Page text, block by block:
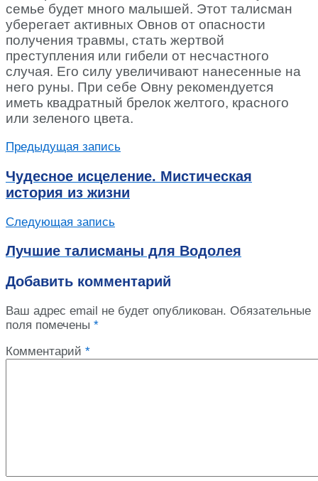
семье будет много малышей. Этот талисман
уберегает активных Овнов от опасности
получения травмы, стать жертвой
преступления или гибели от несчастного
случая. Его силу увеличивают нанесенные на
него руны. При себе Овну рекомендуется
иметь квадратный брелок желтого, красного
или зеленого цвета.
Предыдущая запись
Чудесное исцеление. Мистическая
история из жизни
Следующая запись
Лучшие талисманы для Водолея
Добавить комментарий
Ваш адрес email не будет опубликован. Обязательные
поля помечены *
Комментарий *